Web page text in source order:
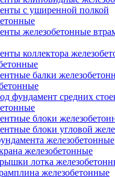
с уширенной полкой
железобетонные
коллектора
балки
фундамент средних
блоки
блоки угловой
железобетонные
железобетонные
лотка
железобетонные